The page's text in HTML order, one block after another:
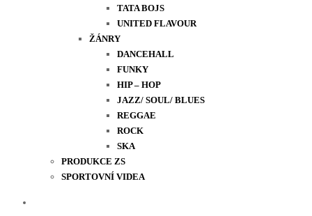
TATA BOJS
UNITED FLAVOUR
ŽÁNRY
DANCEHALL
FUNKY
HIP – HOP
JAZZ/ SOUL/ BLUES
REGGAE
ROCK
SKA
PRODUKCE ZS
SPORTOVNÍ VIDEA